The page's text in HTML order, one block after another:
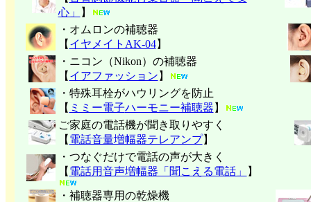
心」
】
・オムロンの補聴器
【 イヤメイトAK-04】
・ニコン（Nikon）の補聴器
【 イアファッション 】
・特殊耳栓がハウリングを防止
【 ミミー電子ハーモニー補聴器 】
ご家庭の電話機が聞き取りやすく
【 電話音量増幅器テレアンプ】
・つなぐだけで電話の声が大きく
【 電話用音声増幅器「聞こえる電話」 】
・補聴器専用の乾燥機